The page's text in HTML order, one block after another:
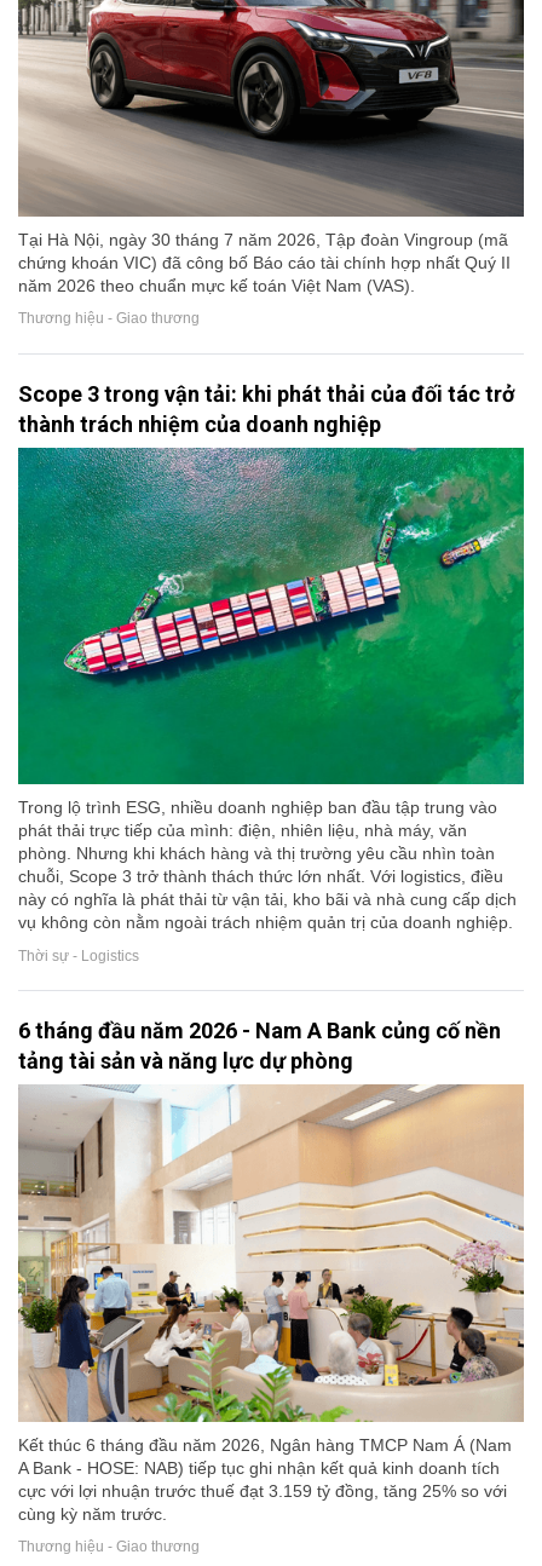
Tại Hà Nội, ngày 30 tháng 7 năm 2026, Tập đoàn Vingroup (mã
chứng khoán VIC) đã công bố Báo cáo tài chính hợp nhất Quý II
năm 2026 theo chuẩn mực kế toán Việt Nam (VAS).
Thương hiệu - Giao thương
Scope 3 trong vận tải: khi phát thải của đối tác trở
thành trách nhiệm của doanh nghiệp
Trong lộ trình ESG, nhiều doanh nghiệp ban đầu tập trung vào
phát thải trực tiếp của mình: điện, nhiên liệu, nhà máy, văn
phòng. Nhưng khi khách hàng và thị trường yêu cầu nhìn toàn
chuỗi, Scope 3 trở thành thách thức lớn nhất. Với logistics, điều
này có nghĩa là phát thải từ vận tải, kho bãi và nhà cung cấp dịch
vụ không còn nằm ngoài trách nhiệm quản trị của doanh nghiệp.
Thời sự - Logistics
6 tháng đầu năm 2026 - Nam A Bank củng cố nền
tảng tài sản và năng lực dự phòng
Kết thúc 6 tháng đầu năm 2026, Ngân hàng TMCP Nam Á (Nam
A Bank - HOSE: NAB) tiếp tục ghi nhận kết quả kinh doanh tích
cực với lợi nhuận trước thuế đạt 3.159 tỷ đồng, tăng 25% so với
cùng kỳ năm trước.
Thương hiệu - Giao thương